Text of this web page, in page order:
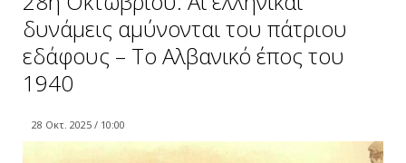
δυνάμεις αμύνονται του πάτριου
εδάφους – Το Αλβανικό έπος του
1940
28 Οκτ. 2025 / 10:00